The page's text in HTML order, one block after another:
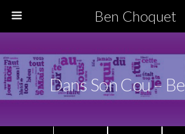
Ben Choquet
Dans Son Cou –